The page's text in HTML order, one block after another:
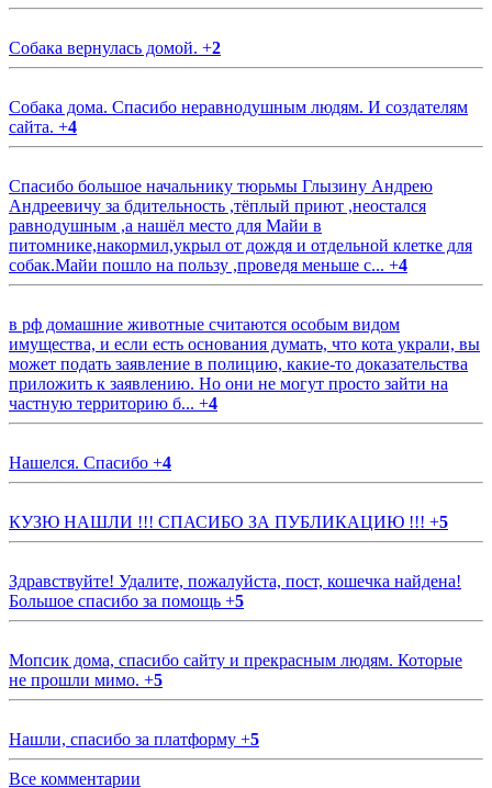
Собака вернулась домой. +2
Собака дома. Спасибо неравнодушным людям. И создателям
сайта. +4
Спасибо большое начальнику тюрьмы Глызину Андрею
Андреевичу за бдительность ,тёплый приют ,неостался
равнодушным ,а нашёл место для Майи в
питомнике,накормил,укрыл от дождя и отдельной клетке для
собак.Майи пошло на пользу ,проведя меньше с... +4
в рф домашние животные считаются особым видом
имущества, и если есть основания думать, что кота украли, вы
может подать заявление в полицию, какие-то доказательства
приложить к заявлению. Но они не могут просто зайти на
частную территорию б... +4
Нашелся. Спасибо +4
КУЗЮ НАШЛИ !!! СПАСИБО ЗА ПУБЛИКАЦИЮ !!! +5
Здравствуйте! Удалите, пожалуйста, пост, кошечка найдена!
Большое спасибо за помощь +5
Мопсик дома, спасибо сайту и прекрасным людям. Которые
не прошли мимо. +5
Нашли, спасибо за платформу +5
Все комментарии